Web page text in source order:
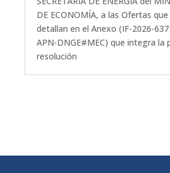
DE ECONOMÍA, a las Ofertas que
detallan en el Anexo (IF-2026-
APN-DNGE#MEC) que integra la
resolución